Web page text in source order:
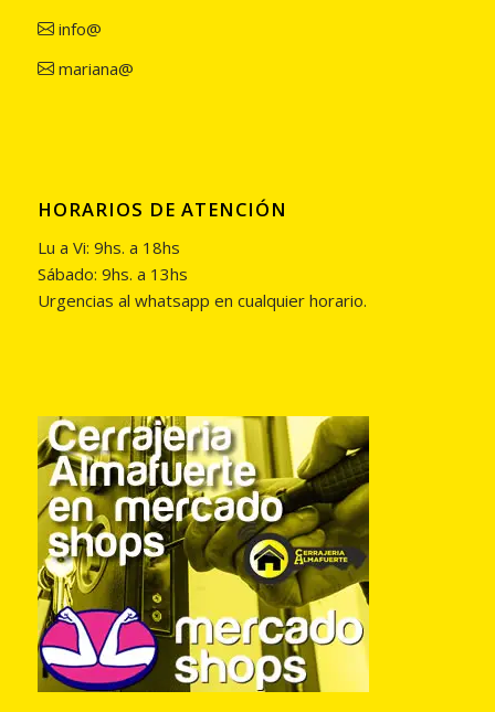
info@
mariana@
HORARIOS DE ATENCIÓN
Lu a Vi: 9hs. a 18hs
Sábado: 9hs. a 13hs
Urgencias al whatsapp en cualquier horario.